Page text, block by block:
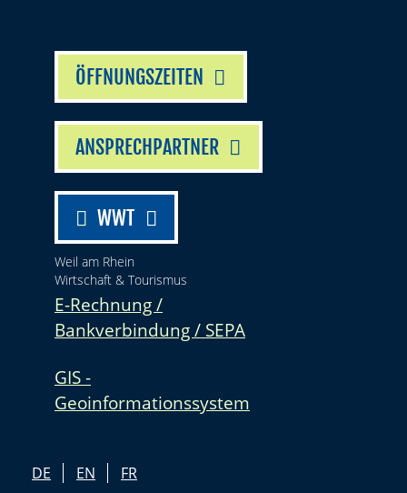
ÖFFNUNGSZEITEN
ANSPRECHPARTNER
WWT
Weil am Rhein
Wirtschaft & Tourismus
E-Rechnung /
Bankverbindung / SEPA
GIS -
Geoinformationssystem
DE EN FR